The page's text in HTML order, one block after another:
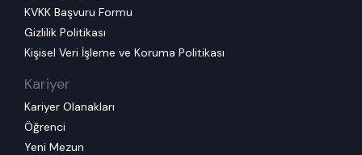
KVKK Başvuru Formu
Gizlilik Politikası
Kişisel Veri İşleme ve Koruma Politikası
Kariyer
Kariyer Olanakları
Öğrenci
Yeni Mezun